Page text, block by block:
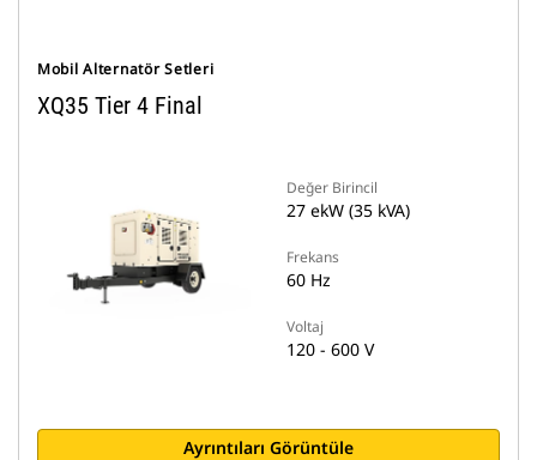
Mobil Alternatör Setleri
XQ35 Tier 4 Final
Değer Birincil
27 ekW (35 kVA)
Frekans
60 Hz
Voltaj
120 - 600 V
Ayrıntıları Görüntüle